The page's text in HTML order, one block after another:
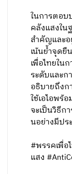
ในการตอบ
คลังแสงใน
สำคัญและอ
เน้นย้ำจุดยื
เพื่อไทยใน
ระดับและก
อธิบายถึงก
ใช้เอไอพร้
จะเป็นวิธีก
นอย่างมีปร
#พรรคเพื่อ
แสง